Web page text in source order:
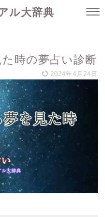
ル大辞典
時の夢占い診断
2024年4月24日